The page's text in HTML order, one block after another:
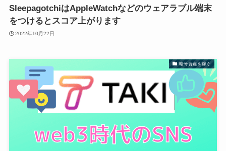
SleepagotchiはAppleWatchなどのウェアラブル端末
をつけるとスコア上がります
2022年10月22日
暗号資産を稼ぐ